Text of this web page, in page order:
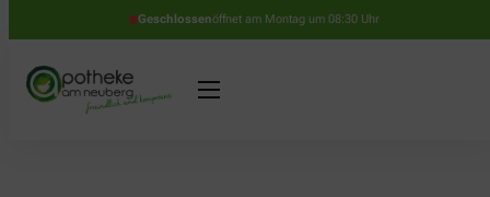
Geschlossenöffnet am Montag um 08:30 Uhr